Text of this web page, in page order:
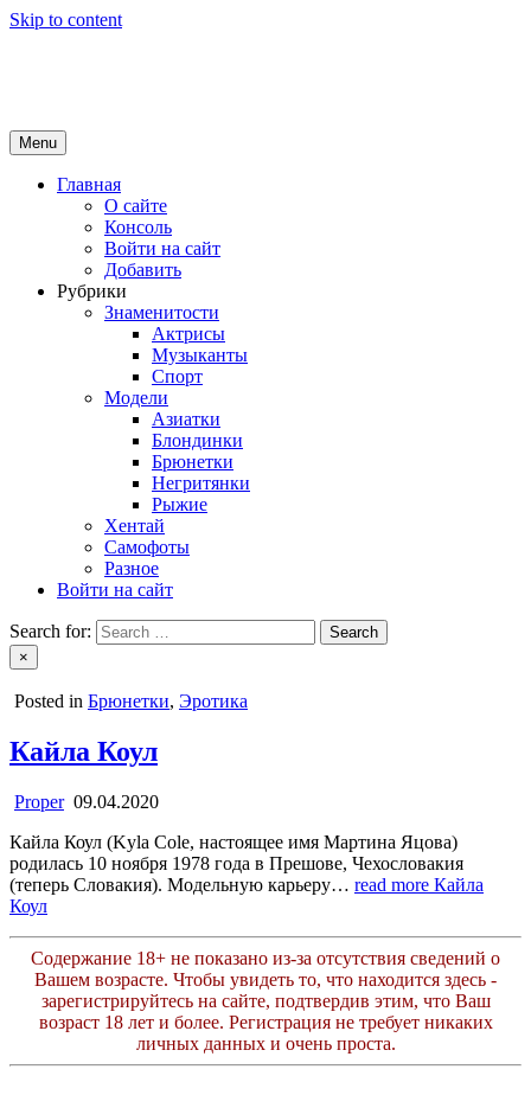
Skip to content
Menu
Главная
О сайте
Консоль
Войти на сайт
Добавить
Рубрики
Знаменитости
Актрисы
Музыканты
Спорт
Модели
Азиатки
Блондинки
Брюнетки
Негритянки
Рыжие
Хентай
Самофоты
Разное
Войти на сайт
Search for:
×
Posted in Брюнетки, Эротика
Кайла Коул
Proper 09.04.2020
Кайла Коул (Kyla Cole, настоящее имя Мартина Яцова)
родилась 10 ноября 1978 года в Прешове, Чехословакия
(теперь Словакия). Модельную карьеру… read more Кайла
Коул
Содержание 18+ не показано из-за отсутствия сведений о
Вашем возрасте. Чтобы увидеть то, что находится здесь -
зарегистрируйтесь на сайте, подтвердив этим, что Ваш
возраст 18 лет и более. Регистрация не требует никаких
личных данных и очень проста.